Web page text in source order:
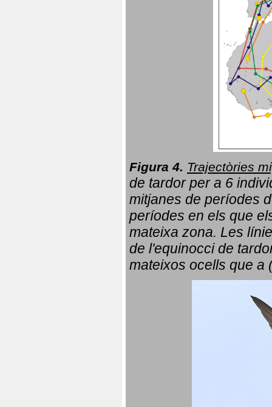
Figura 4. Trajectòries
de tardor per a 6
mitjanes de períodes
períodes en els que
mateixa zona. Les
de l'equinocci de
mateixos ocells que a